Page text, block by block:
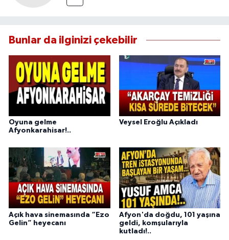
Bunlar da ilginizi çekebilir
Oyuna gelme
Afyonkarahisar!..
Veysel Eroğlu Açıkladı
Açık hava sinemasında “Ezo
Gelin” heyecanı
Afyon'da doğdu, 101 yaşına
geldi, komşularıyla
kutladı!..